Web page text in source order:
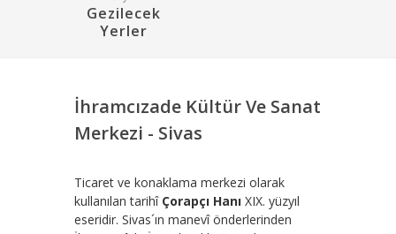
Gezilecek
Yerler
İhramcızade Kültür Ve Sanat
Merkezi - Sivas
Ticaret ve konaklama merkezi olarak
kullanılan tarihî Çorapçı Hanı XIX. yüzyıl
eseridir. Sivas´ın manevî önderlerinden